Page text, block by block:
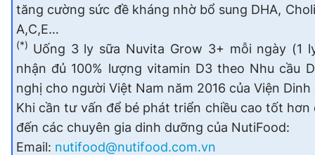
tăng cường sức đề kháng nhờ bổ sung DHA,
A,C,E…
(*) Uống 3 ly sữa Nuvita Grow 3+ mỗi ngày (1
nhận đủ 100% lượng vitamin D3 theo Nhu cầu
nghị cho người Việt Nam năm 2016 của Viện
Khi cần tư vấn để bé phát triển chiều cao tốt hơn
đến các chuyên gia dinh dưỡng của NutiFood:
Email: nutifood@nutifood.com.vn